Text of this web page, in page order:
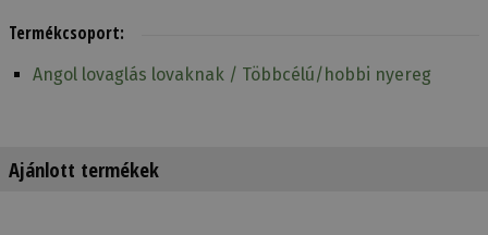
Termékcsoport:
Angol lovaglás lovaknak / Többcélú/hobbi nyereg
Ajánlott termékek